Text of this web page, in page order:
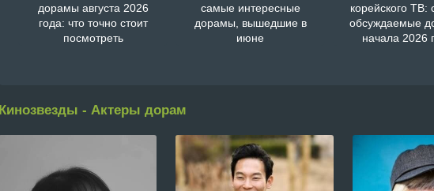
дорамы августа 2026
года: что точно стоит
посмотреть
самые интересные
дорамы, вышедшие в
июне
корейского ТВ:
обсуждаемые
начала 2026
Кинозвезды - Актеры дорам